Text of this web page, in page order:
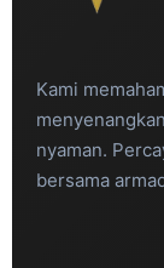
Kami
nyaman.
bersama